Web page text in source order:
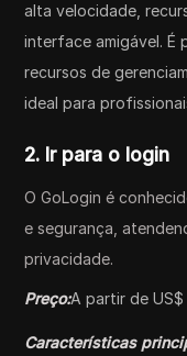
alta velocidade,
interface amigável. É
recursos de
ideal para
2. Ir para o login
O GoLogin é
e segurança,
privacidade.
Preço:A partir de US$
Características